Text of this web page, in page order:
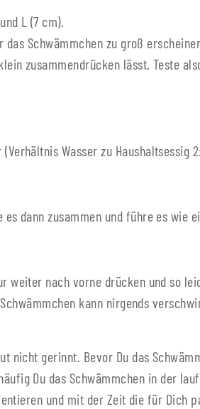
L (7 cm).
Schwämmchen zu groß
zusammendrücken lässt. Teste
Wasser zu Haushaltsessig
dann zusammen und führe es wie
nach vorne drücken und so
kann nirgends
nicht gerinnt. Bevor Du das
Du das Schwämmchen in der
und mit der Zeit die für Dich